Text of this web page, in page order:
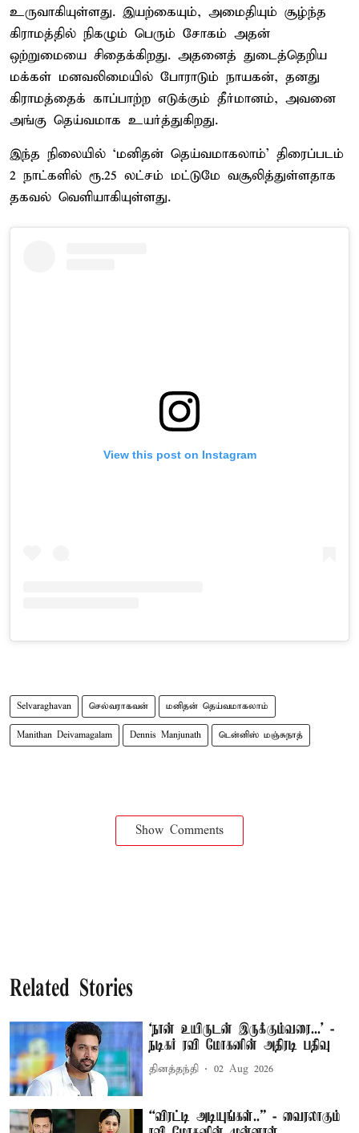
உருவாகியுள்ளது. இயற்கையும், அமைதியும் சூழ்ந்த
கிராமத்தில் நிகழும் பெரும் சோகம் அதன்
ஒற்றுமையை சிதைக்கிறது. அதனைத் துடைத்தெறிய
மக்கள் மனவலிமையில் போராடும் நாயகன், தனது
கிராமத்தைக் காப்பாற்ற எடுக்கும் தீர்மானம், அவனை
அங்கு தெய்வமாக உயர்த்துகிறது.
இந்த நிலையில் ‘மனிதன் தெய்வமாகலாம்’ திரைப்படம்
2 நாட்களில் ரூ.25 லட்சம் மட்டுமே வசூலித்துள்ளதாக
தகவல் வெளியாகியுள்ளது.
View this post on Instagram
Selvaraghavan செல்வராகவன் மனிதன் தெய்வமாகலாம்
Manithan Deivamagalam Dennis Manjunath டென்னிஸ் மஞ்சுநாத்
Show Comments
Related Stories
‘நான் உயிருடன் இருக்கும்வரை...’ -
நடிகர் ரவி மோகனின் அதிரடி பதிவு
தினத்தந்தி 02 Aug 2026
“விரட்டி அடியுங்கள்..” - வைரலாகும்